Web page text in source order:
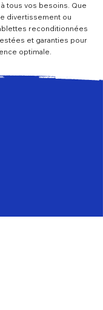
tous vos besoins. Que
divertissement ou
reconditionnées
et garanties pour
optimale.